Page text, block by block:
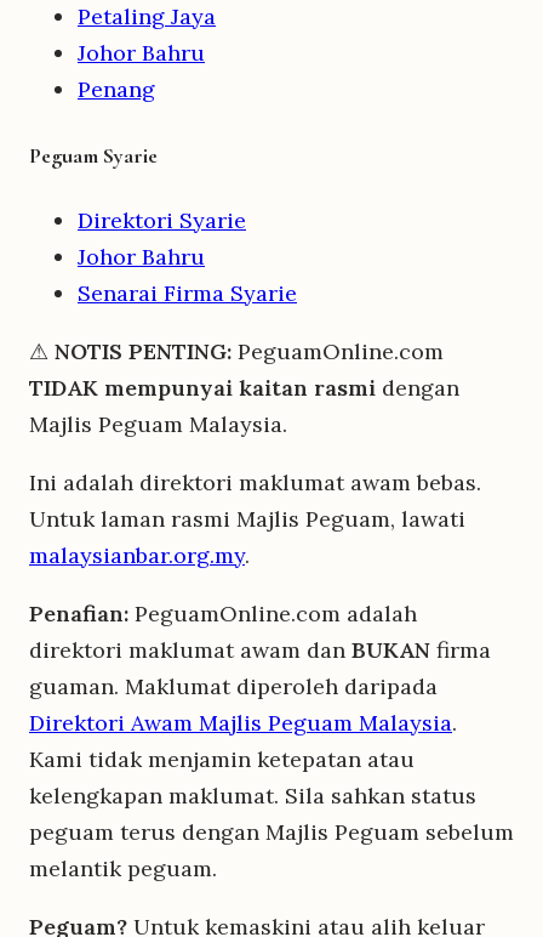
Petaling Jaya
Johor Bahru
Penang
Peguam Syarie
Direktori Syarie
Johor Bahru
Senarai Firma Syarie
⚠ NOTIS PENTING: PeguamOnline.com
TIDAK mempunyai kaitan rasmi dengan
Majlis Peguam Malaysia.
Ini adalah direktori maklumat awam bebas.
Untuk laman rasmi Majlis Peguam, lawati
malaysianbar.org.my.
Penafian: PeguamOnline.com adalah
direktori maklumat awam dan BUKAN firma
guaman. Maklumat diperoleh daripada
Direktori Awam Majlis Peguam Malaysia.
Kami tidak menjamin ketepatan atau
kelengkapan maklumat. Sila sahkan status
peguam terus dengan Majlis Peguam sebelum
melantik peguam.
Peguam? Untuk kemaskini atau alih keluar